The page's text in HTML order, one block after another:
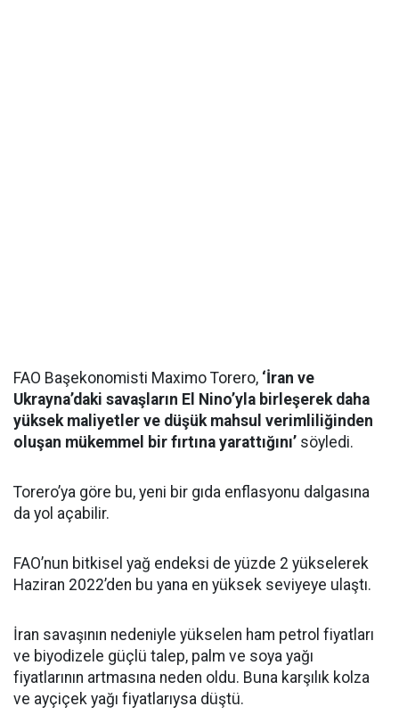
FAO Başekonomisti Maximo Torero, ‘İran ve
Ukrayna’daki savaşların El Nino’yla birleşerek daha
yüksek maliyetler ve düşük mahsul verimliliğinden
oluşan mükemmel bir fırtına yarattığını’ söyledi.
Torero’ya göre bu, yeni bir gıda enflasyonu dalgasına
da yol açabilir.
FAO’nun bitkisel yağ endeksi de yüzde 2 yükselerek
Haziran 2022’den bu yana en yüksek seviyeye ulaştı.
İran savaşının nedeniyle yükselen ham petrol fiyatları
ve biyodizele güçlü talep, palm ve soya yağı
fiyatlarının artmasına neden oldu. Buna karşılık kolza
ve ayçiçek yağı fiyatlarıysa düştü.